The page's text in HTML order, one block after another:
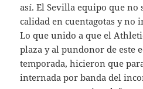
así. El Sevilla equipo que no
calidad en cuentagotas y no
Lo que unido a que el
plaza y al pundonor de este
temporada, hicieron que
internada por banda del